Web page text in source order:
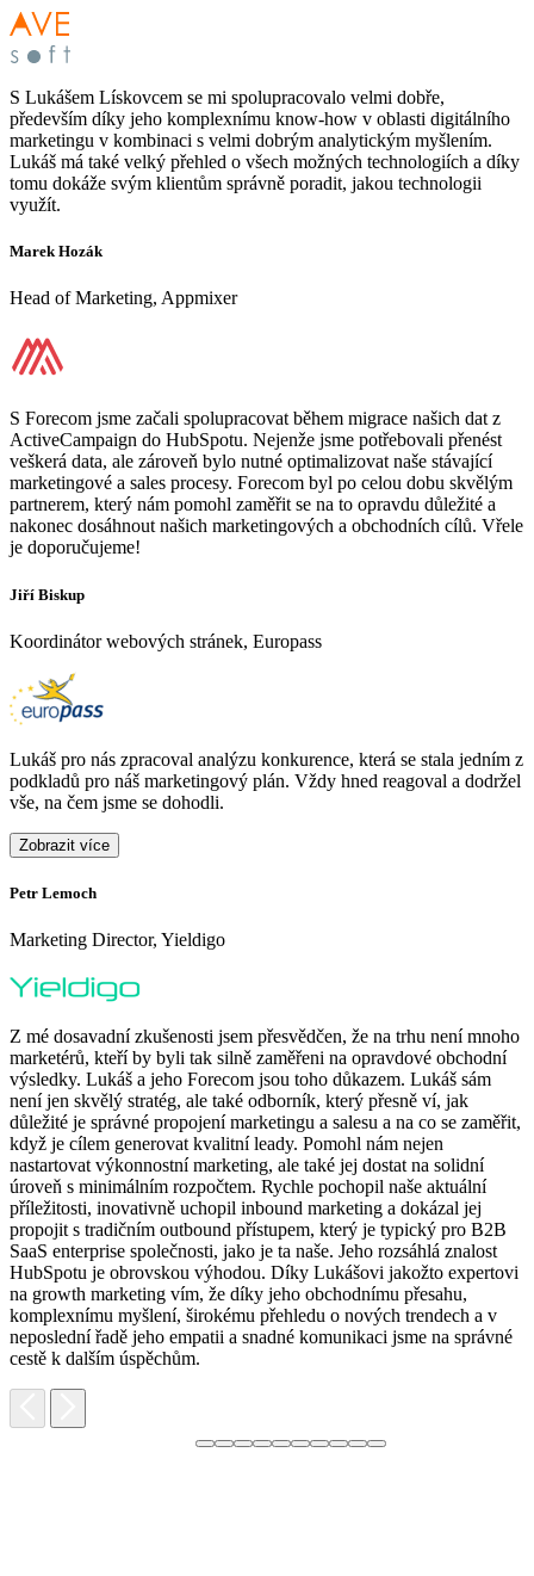
S Lukášem Lískovcem se mi spolupracovalo velmi dobře,
především díky jeho komplexnímu know-how v oblasti digitálního
marketingu v kombinaci s velmi dobrým analytickým myšlením.
Lukáš má také velký přehled o všech možných technologiích a díky
tomu dokáže svým klientům správně poradit, jakou technologii
využít.
Marek Hozák
Head of Marketing, Appmixer
S Forecom jsme začali spolupracovat během migrace našich dat z
ActiveCampaign do HubSpotu. Nejenže jsme potřebovali přenést
veškerá data, ale zároveň bylo nutné optimalizovat naše stávající
marketingové a sales procesy. Forecom byl po celou dobu skvělým
partnerem, který nám pomohl zaměřit se na to opravdu důležité a
nakonec dosáhnout našich marketingových a obchodních cílů. Vřele
je doporučujeme!
Jiří Biskup
Koordinátor webových stránek, Europass
Lukáš pro nás zpracoval analýzu konkurence, která se stala jedním z
podkladů pro náš marketingový plán. Vždy hned reagoval a dodržel
vše, na čem jsme se dohodli.
Zobrazit více
Petr Lemoch
Marketing Director, Yieldigo
Z mé dosavadní zkušenosti jsem přesvědčen, že na trhu není mnoho
marketérů, kteří by byli tak silně zaměřeni na opravdové obchodní
výsledky. Lukáš a jeho Forecom jsou toho důkazem. Lukáš sám
není jen skvělý stratég, ale také odborník, který přesně ví, jak
důležité je správné propojení marketingu a salesu a na co se zaměřit,
když je cílem generovat kvalitní leady. Pomohl nám nejen
nastartovat výkonnostní marketing, ale také jej dostat na solidní
úroveň s minimálním rozpočtem. Rychle pochopil naše aktuální
příležitosti, inovativně uchopil inbound marketing a dokázal jej
propojit s tradičním outbound přístupem, který je typický pro B2B
SaaS enterprise společnosti, jako je ta naše. Jeho rozsáhlá znalost
HubSpotu je obrovskou výhodou. Díky Lukášovi jakožto expertovi
na growth marketing vím, že díky jeho obchodnímu přesahu,
komplexnímu myšlení, širokému přehledu o nových trendech a v
neposlední řadě jeho empatii a snadné komunikaci jsme na správné
cestě k dalším úspěchům.